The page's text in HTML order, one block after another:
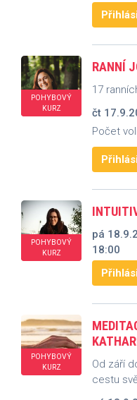
POHYBOVÝ
KURZ
RANNÍ
17
čt
Počet
POHYBOVÝ
KURZ
pá
18:00
POHYBOVÝ
KURZ
Od září
cestu